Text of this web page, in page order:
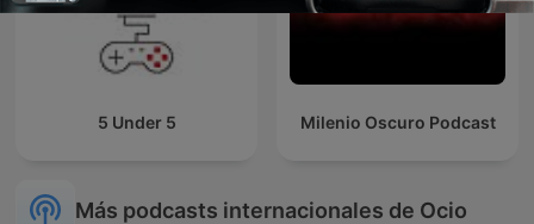
5 Under 5 Milenio Oscuro Podcast
Más podcasts internacionales de Ocio